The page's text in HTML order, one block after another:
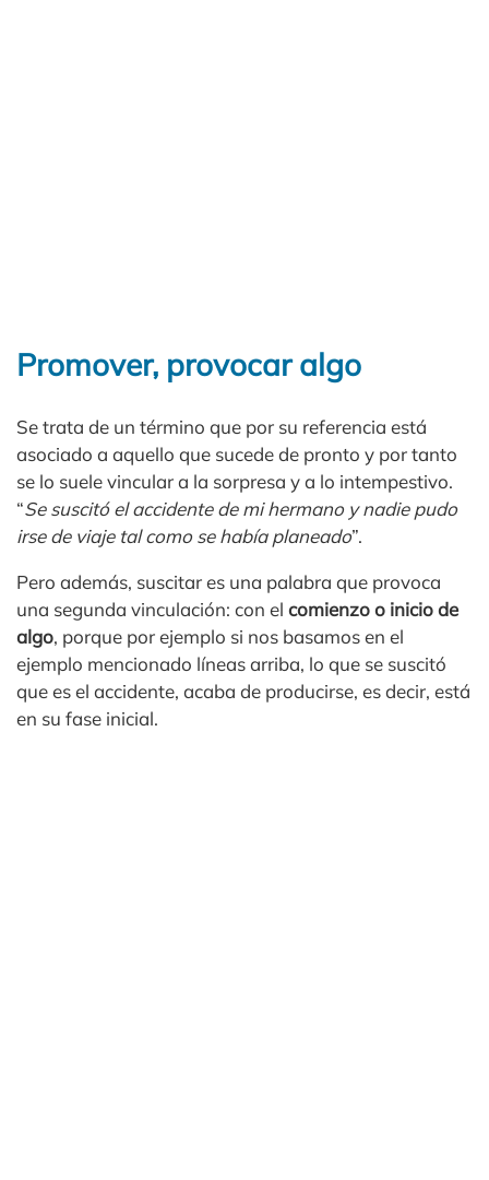
Promover, provocar algo
Se trata de un término que por su referencia está
asociado a aquello que sucede de pronto y por tanto
se lo suele vincular a la sorpresa y a lo intempestivo.
“Se suscitó el accidente de mi hermano y nadie pudo
irse de viaje tal como se había planeado”.
Pero además, suscitar es una palabra que provoca
una segunda vinculación: con el comienzo o inicio de
algo, porque por ejemplo si nos basamos en el
ejemplo mencionado líneas arriba, lo que se suscitó
que es el accidente, acaba de producirse, es decir, está
en su fase inicial.